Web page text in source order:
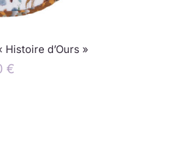
d’Ours »
€